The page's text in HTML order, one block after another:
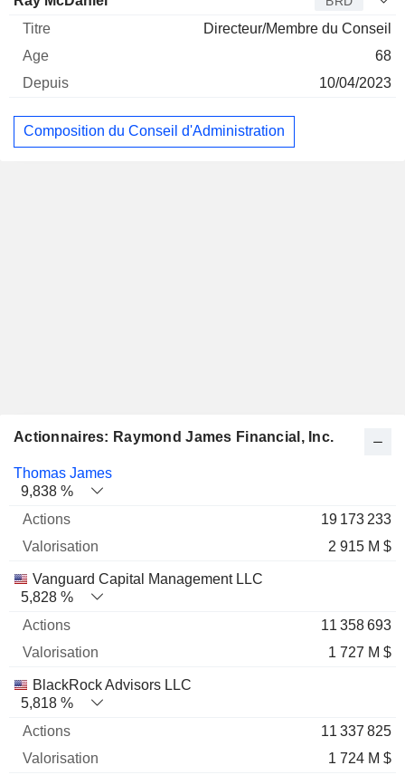
Directeur/Membre du Conseil
68
10/04/2023
Composition du Conseil d'Administration
Actionnaires: Raymond James Financial, Inc.
Nom Actions %
Thomas James
9,838 %
19 173 233
2 915 M $
Vanguard Capital Management LLC
5,828 %
11 358 693
1 727 M $
BlackRock Advisors LLC
5,818 %
11 337 825
1 724 M $